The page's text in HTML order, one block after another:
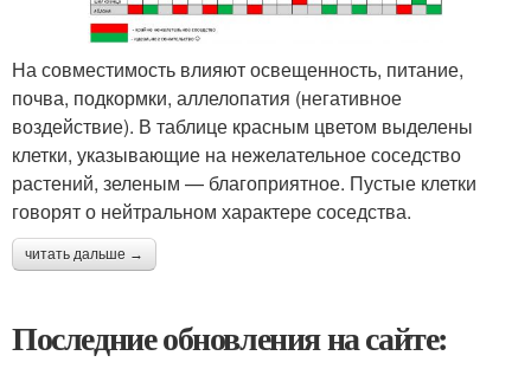
На совместимость влияют освещенность, питание,
почва, подкормки, аллелопатия (негативное
воздействие). В таблице красным цветом выделены
клетки, указывающие на нежелательное соседство
растений, зеленым — благоприятное. Пустые клетки
говорят о нейтральном характере соседства.
читать дальше →
Последние обновления на сайте: